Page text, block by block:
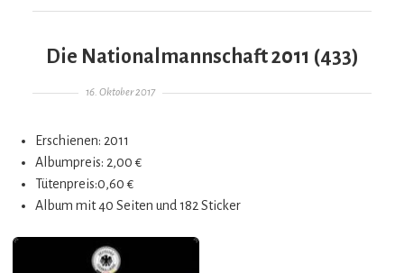
Die Nationalmannschaft 2011 (433)
Gepostet am
16. Oktober 2017
Erschienen: 2011
Albumpreis: 2,00 €
Tütenpreis:0,60 €
Album mit 40 Seiten und 182 Sticker